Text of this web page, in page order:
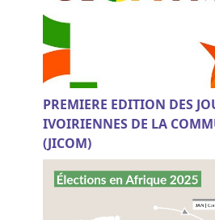
PREMIERE EDITION DES
IVOIRIENNES DE LA
(JICOM)